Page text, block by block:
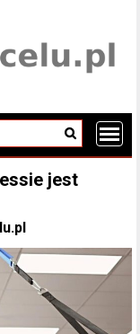
jest